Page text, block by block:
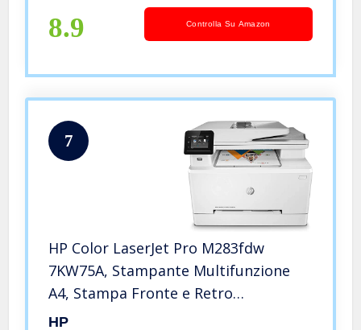
8.9 Controlla Su Amazon
7
HP Color LaserJet Pro M283fdw
7KW75A, Stampante Multifunzione
A4, Stampa Fronte e Retro
Automatico a colori, 21 ppm, USB,
HP